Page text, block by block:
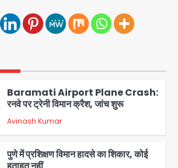
Air India Phuket Delhi flight:
कैप्टन का डोप टेस्ट पॉजिटिव, 17 घायल;
Baramati Airport Plane Crash:
रनवे पर ट्रेनी विमान क्रैश, जांच शुरू
पुणे में प्रशिक्षण विमान हादसे का शिकार, कोई
हताहत नहीं